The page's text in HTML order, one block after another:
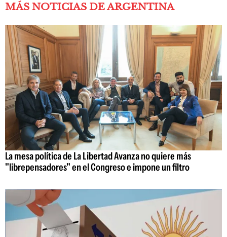
MÁS NOTICIAS DE ARGENTINA
La mesa política de La Libertad Avanza no quiere más
"librepensadores" en el Congreso e impone un filtro